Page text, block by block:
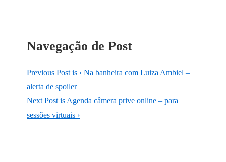
Navegação de Post
Previous Post is ‹ Na banheira com Luiza Ambiel –
alerta de spoiler
Next Post is Agenda câmera prive online – para
sessões virtuais ›